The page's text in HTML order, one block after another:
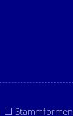
Stammformen